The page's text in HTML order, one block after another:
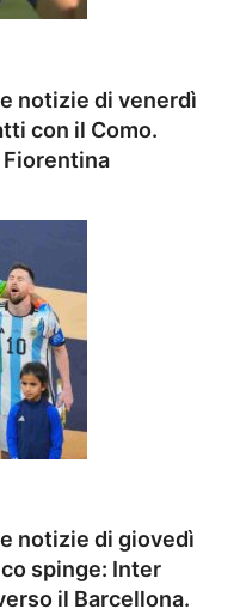
notizie di venerdì
con il Como.
notizie di giovedì
spinge: Inter
il Barcellona.